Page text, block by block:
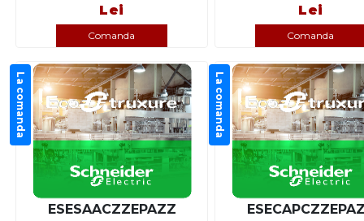
Lei
Comanda
Lei
Comanda
La comanda
ESESAACZZEPAZZ
La comanda